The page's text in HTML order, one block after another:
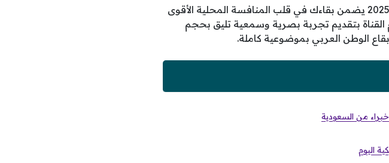
حصولك على تردد قناة أون سبورت لمتابعة الدوري المصري 2025 يضمن بقاءك في قلب المنافسة المحلية الأقوى
القناة بتقديم تجربة بصرية وسمعية تليق بحجم
الوطن العربي بموضوعية كاملة.
من السعودية
اليوم